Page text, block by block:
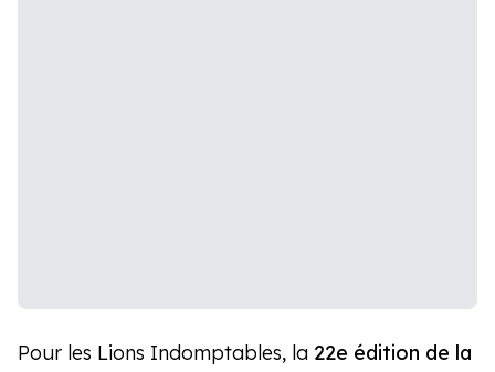
Pour les Lions Indomptables, la 22e édition de la